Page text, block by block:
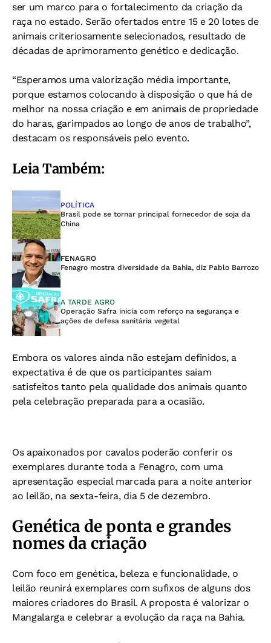
ser um marco para o fortalecimento da criação da
raça no estado. Serão ofertados entre 15 e 20 lotes de
animais criteriosamente selecionados, resultado de
décadas de aprimoramento genético e dedicação.
“Esperamos uma valorização média importante,
porque estamos colocando à disposição o que há de
melhor na nossa criação e em animais de propriedade
do haras, garimpados ao longo de anos de trabalho”,
destacam os responsáveis pelo evento.
Leia Também:
POLÍTICA
Brasil pode se tornar principal fornecedor de soja da
China
FENAGRO
Fenagro mostra diversidade da Bahia, diz Pablo Barrozo
A TARDE AGRO
Operação Safra inicia com reforço na segurança e
ações de defesa sanitária vegetal
Embora os valores ainda não estejam definidos, a
expectativa é de que os participantes saiam
satisfeitos tanto pela qualidade dos animais quanto
pela celebração preparada para a ocasião.
Os apaixonados por cavalos poderão conferir os
exemplares durante toda a Fenagro, com uma
apresentação especial marcada para a noite anterior
ao leilão, na sexta-feira, dia 5 de dezembro.
Genética de ponta e grandes
nomes da criação
Com foco em genética, beleza e funcionalidade, o
leilão reunirá exemplares com sufixos de alguns dos
maiores criadores do Brasil. A proposta é valorizar o
Mangalarga e celebrar a evolução da raça na Bahia.